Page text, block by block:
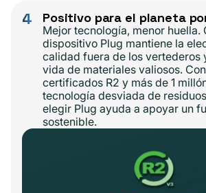
4 Positivo para el planeta
Mejor tecnología, menor huella.
dispositivo Plug mantiene la
calidad fuera de los vertederos
vida de materiales valiosos.
certificados R2 y más de 1
tecnología desviada de
elegir Plug ayuda a apoyar un
sostenible.